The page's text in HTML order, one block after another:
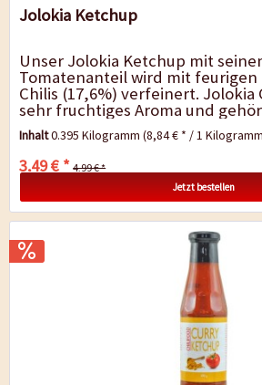
Jolokia Ketchup
Unser Jolokia Ketchup mit
Tomatenanteil wird mit feurigen
Chilis (17,6%) verfeinert. Jolokia
sehr fruchtiges Aroma und
schärfsten Chilis der Welt.
Inhalt0.395 Kilogramm(8,84 € * / 1
3,49 € * 4,99 € *
Jetzt bestellen